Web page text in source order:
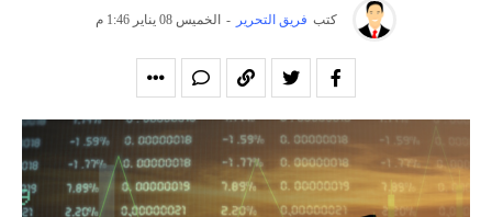
كتب فريق التحرير - الخميس 08 يناير 1:46 م